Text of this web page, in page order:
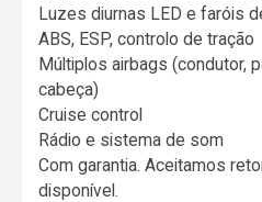
Luzes diurnas LED e faróis
ABS, ESP, controlo de tração
Múltiplos airbags (condutor,
cabeça)
Cruise control
Rádio e sistema de som
Com garantia. Aceitamos
disponível.